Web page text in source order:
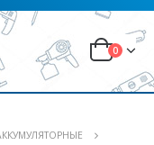
0